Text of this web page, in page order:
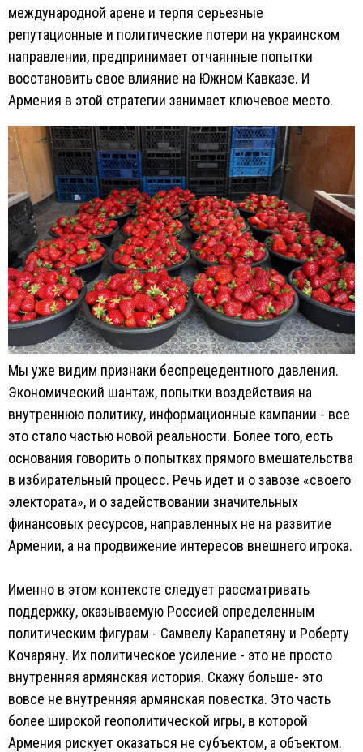
международной арене и терпя серьезные
репутационные и политические потери на украинском
направлении, предпринимает отчаянные попытки
восстановить свое влияние на Южном Кавказе. И
Армения в этой стратегии занимает ключевое место.
Мы уже видим признаки беспрецедентного давления.
Экономический шантаж, попытки воздействия на
внутреннюю политику, информационные кампании - все
это стало частью новой реальности. Более того, есть
основания говорить о попытках прямого вмешательства
в избирательный процесс. Речь идет и о завозе «своего
электората», и о задействовании значительных
финансовых ресурсов, направленных не на развитие
Армении, а на продвижение интересов внешнего игрока.
Именно в этом контексте следует рассматривать
поддержку, оказываемую Россией определенным
политическим фигурам - Самвелу Карапетяну и Роберту
Кочаряну. Их политическое усиление - это не просто
внутренняя армянская история. Скажу больше- это
вовсе не внутренняя армянская повестка. Это часть
более широкой геополитической игры, в которой
Армения рискует оказаться не субъектом, а объектом.